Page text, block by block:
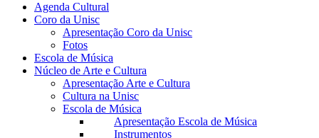
Agenda Cultural
Coro da Unisc
Apresentação Coro da Unisc
Fotos
Escola de Música
Núcleo de Arte e Cultura
Apresentação Arte e Cultura
Cultura na Unisc
Escola de Música
Apresentação Escola de Música
Instrumentos